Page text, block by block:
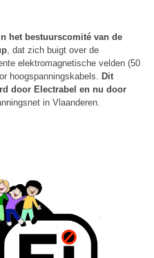
het bestuurscomité van de
, dat zich buigt over de
elektromagnetische velden (50
hoogspanningskabels.
Dit
door Electrabel en nu door
in Vlaanderen.